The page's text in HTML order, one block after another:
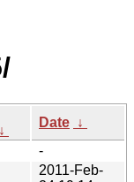
↓
Date ↓
-
2011-Feb-